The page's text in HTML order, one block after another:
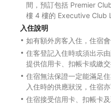
間，預訂包括 Premier
樓 4 樓的 Executive Club
入住說明
如有額外房客入住，住宿會
住客登記入住時或須出示
提供信用卡、扣帳卡或繳交
住宿無法保證一定能滿足
入住時的供應狀況，住宿
住宿接受信用卡、扣帳卡及